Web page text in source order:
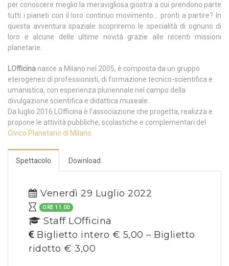
per conoscere meglio la meravigliosa giostra a cui prendono parte
tutti i pianeti con il loro continuo movimento… pronti a partire? In
questa avventura spaziale scopriremo le specialità di ognuno di
loro e alcune delle ultime novità grazie alle recenti missioni
planetarie.
LOfficina nasce a Milano nel 2005, è composta da un gruppo
eterogeneo di professionisti, di formazione tecnico-scientifica e
umanistica, con esperienza pluriennale nel campo della
divulgazione scientifica e didattica museale.
Da luglio 2016 LOfficina è l’associazione che progetta, realizza e
propone le attività pubbliche, scolastiche e complementari del
Civico Planetario di Milano.
Spettacolo Download
Venerdì 29 Luglio 2022
ORE 11.00
Staff LOfficina
Biglietto intero € 5,00 – Biglietto
ridotto € 3,00